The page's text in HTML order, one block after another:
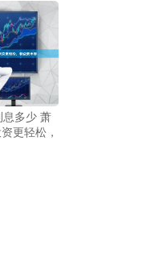
多少 萧
更轻松，